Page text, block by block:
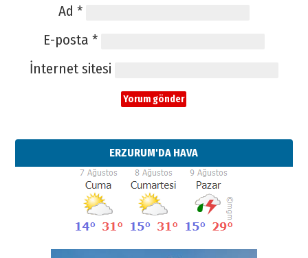
Ad *
E-posta *
İnternet sitesi
ERZURUM'DA HAVA